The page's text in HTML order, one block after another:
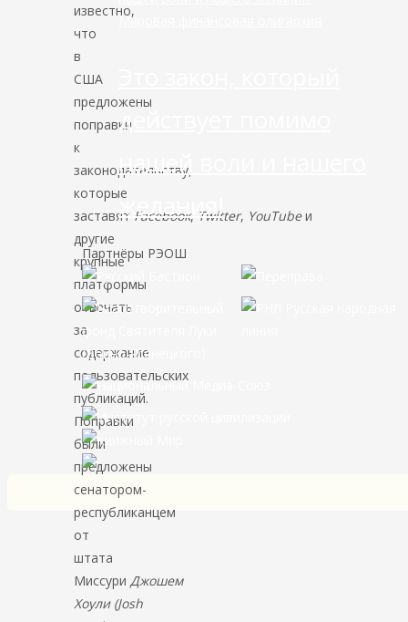
известно,
что
в
США
предложены
поправки
к
законодательству,
которые
заставят Facebook, Twitter, YouTubeи
другие
крупные
платформы
отвечать
за
содержание
пользовательских
публикаций.
Поправки
были
предложены
сенатором-
республиканцем
от
штата
МиссуриДжошем
Хоули (Josh
Мировая финансовая олигархия
действует помимо
нашей воли и нашего
желания!
Партнёры РЭОШ